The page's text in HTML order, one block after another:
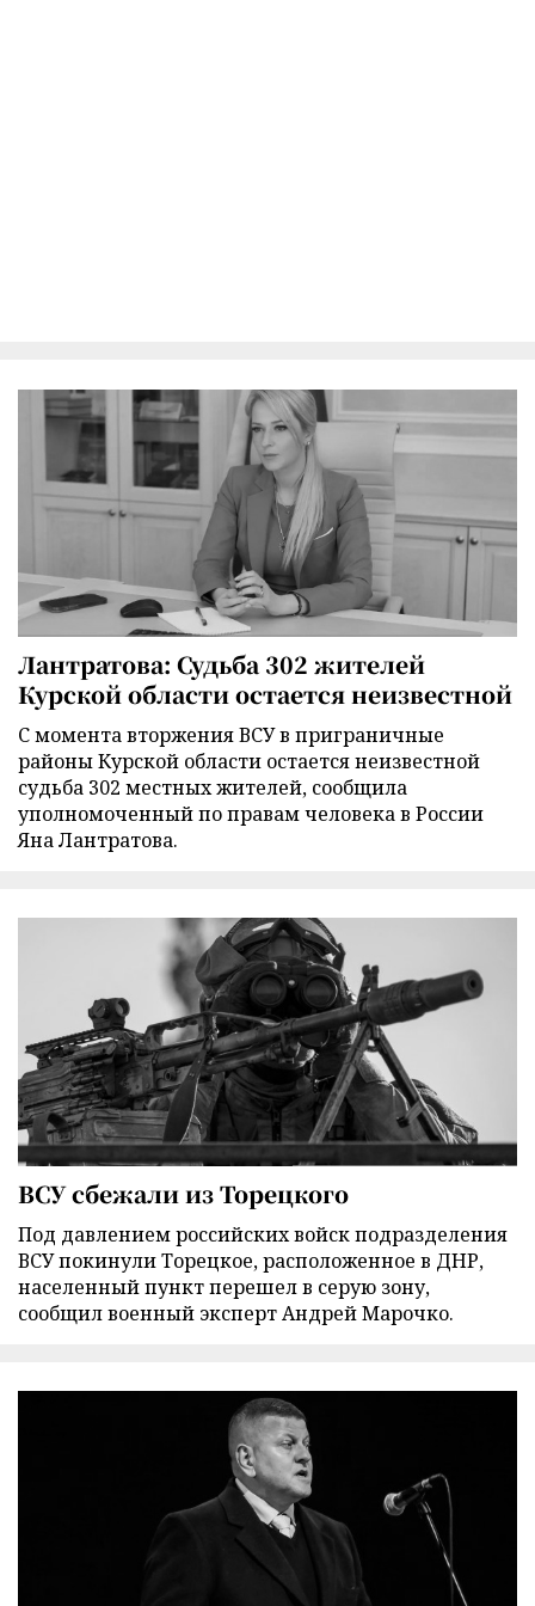
Лантратова: Судьба 302 жителей
Курской области остается неизвестной
С момента вторжения ВСУ в приграничные
районы Курской области остается неизвестной
судьба 302 местных жителей, сообщила
уполномоченный по правам человека в России
Яна Лантратова.
ВСУ сбежали из Торецкого
Под давлением российских войск подразделения
ВСУ покинули Торецкое, расположенное в ДНР,
населенный пункт перешел в серую зону,
сообщил военный эксперт Андрей Марочко.